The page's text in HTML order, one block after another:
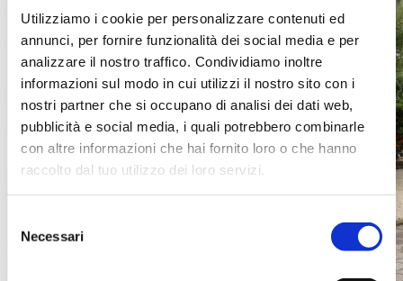
Utilizziamo i cookie per personalizzare contenuti ed
annunci, per fornire funzionalità dei social media e per
analizzare il nostro traffico. Condividiamo inoltre
informazioni sul modo in cui utilizzi il nostro sito con i
nostri partner che si occupano di analisi dei dati web,
pubblicità e social media, i quali potrebbero combinarle
con altre informazioni che hai fornito loro o che hanno
raccolto dal tuo utilizzo dei loro servizi.
delNecessari